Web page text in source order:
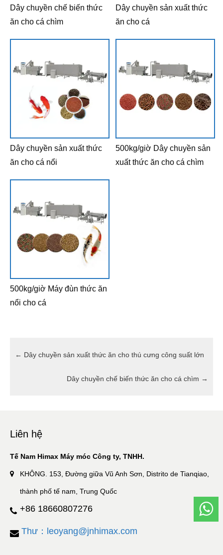
Dây chuyền chế biến thức
ăn cho cá chìm
Dây chuyền sản xuất thức
ăn cho cá
Dây chuyền sản xuất thức
ăn cho cá nổi
500kg/giờ Dây chuyền sản
xuất thức ăn cho cá chìm
500kg/giờ Máy đùn thức ăn
nổi cho cá
← Dây chuyền sản xuất thức ăn cho thú cưng công suất lớn
Dây chuyền chế biến thức ăn cho cá chìm →
Liên hệ
Tế Nam Himax Máy móc Công ty, TNHH.
KHÔNG. 153, Đường giữa Vũ Anh Sơn, Distrito de Tianqiao,
thành phố tế nam, Trung Quốc
+86 18660807276
Thư：leoyang@jnhimax.com